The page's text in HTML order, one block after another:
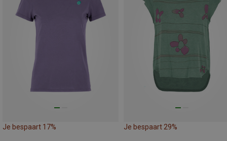
Je bespaart 17% Je bespaart 29%